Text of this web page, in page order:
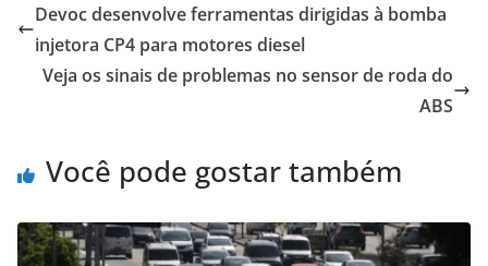
Devoc desenvolve ferramentas dirigidas à bomba
injetora CP4 para motores diesel
Veja os sinais de problemas no sensor de roda do
ABS
Você pode gostar também